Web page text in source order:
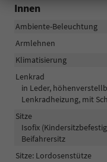
Innen
Ambiente-Beleuchtung
Armlehnen
Klimatisierung
Lenkrad
in Leder,
Lenkradheizung, mit
Sitze
Isofix
Beifahrersitz
Sitze: Lordosenstütze